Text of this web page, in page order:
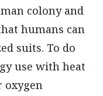
colony and
humans can
suits. To do
use with heat
oxygen